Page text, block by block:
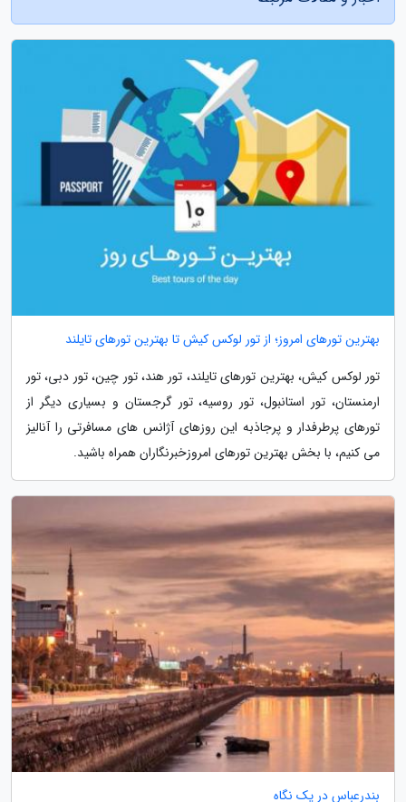
بهترین تورهای امروز؛ از تور لوکس کیش تا بهترین تورهای تایلند
تور لوکس کیش، بهترین تورهای تایلند، تور هند، تور چین، تور دبی، تور
ارمنستان، تور استانبول، تور روسیه، تور گرجستان و بسیاری دیگر از
تورهای پرطرفدار و پرجاذبه این روزهای آژانس های مسافرتی را آنالیز
می کنیم، با بخش بهترین تورهای امروزخبرنگاران همراه باشید.
بندرعباس در یک نگاه